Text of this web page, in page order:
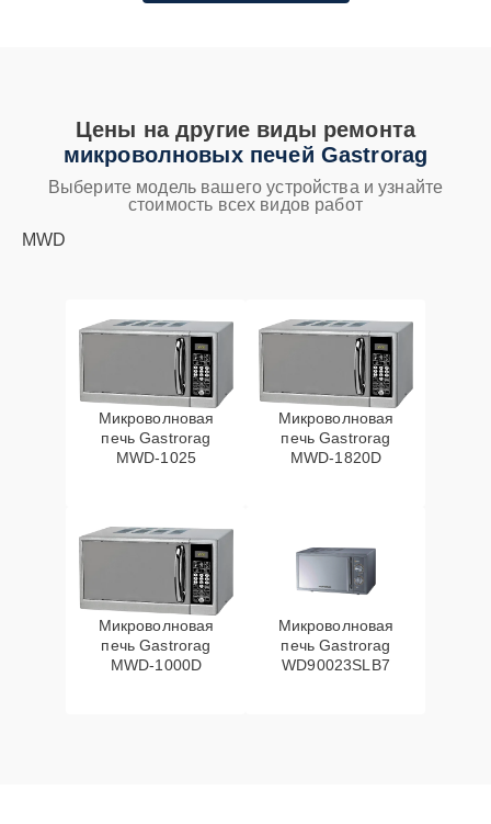
Цены на другие виды ремонта
микроволновых печей Gastrorag
Выберите модель вашего устройства и узнайте
стоимость всех видов работ
MWD
Микроволновая
печь Gastrorag
MWD-1025
Микроволновая
печь Gastrorag
MWD-1820D
Микроволновая
печь Gastrorag
MWD-1000D
Микроволновая
печь Gastrorag
WD90023SLB7